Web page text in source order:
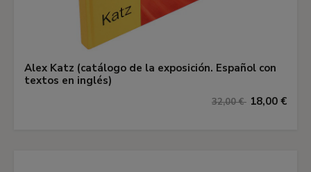
Alex Katz (catálogo de la exposición. Español con
textos en inglés)
32,00 € 18,00 €